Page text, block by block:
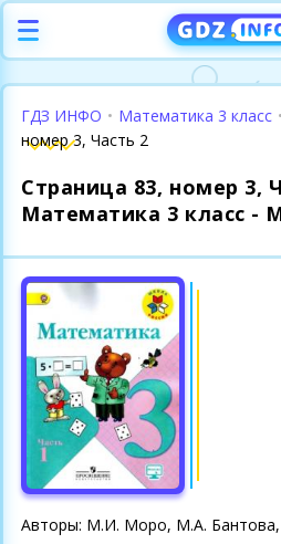
ГДЗ ИНФО • Математика 3 класс •
номер 3, Часть 2
Страница 83, номер 3,
Математика 3 класс -
Авторы: М.И. Моро, М.А. Бантова,